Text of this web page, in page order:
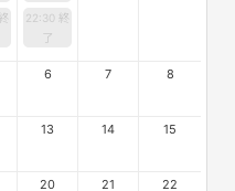
22:30 終
了
6 7 8
13 14 15
20 21 22